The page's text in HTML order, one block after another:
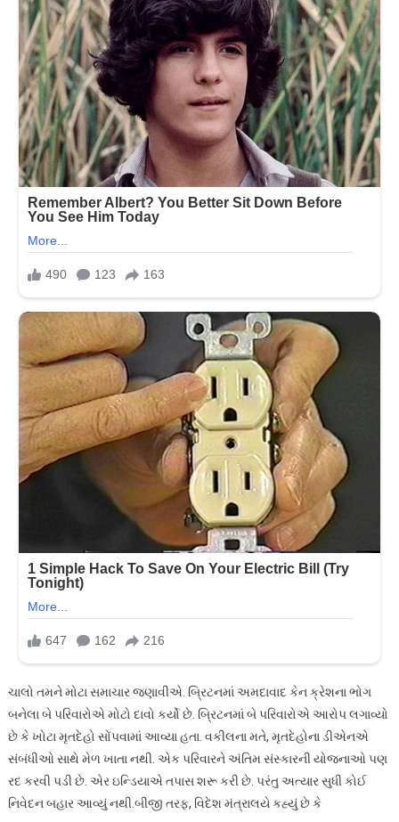
ભારતે
તપાસ
શરૂ
કરી
ચાલો તમને મોટા સમાચાર જણાવીએ. બ્રિટનમાં અમદાવાદ કેન ક્રેશના ભોગ
બનેલા બે પરિવારોએ મોટો દાવો કર્યો છે. બ્રિટનમાં બે પરિવારોએ આરોપ લગાવ્યો
છે કે ખોટા મૃતદેહો સોંપવામાં આવ્યા હતા. વકીલના મતે, મૃતદેહોના ડીએનએ
સંબંધીઓ સાથે મેળ ખાતા નથી. એક પરિવારને અંતિમ સંસ્કારની યોજનાઓ પણ
રદ કરવી પડી છે. એર ઇન્ડિયાએ તપાસ શરૂ કરી છે. પરંતુ અત્યાર સુધી કોઈ
નિવેદન બહાર આવ્યું નથી.બીજી તરફ, વિદેશ મંત્રાલયે કહ્યું છે કે